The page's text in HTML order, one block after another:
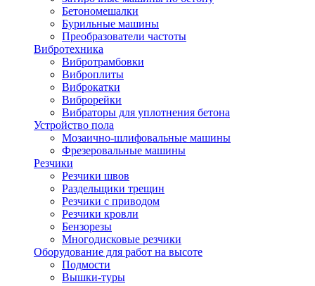
Бетономешалки
Бурильные машины
Преобразователи частоты
Вибротехника
Вибротрамбовки
Виброплиты
Виброкатки
Виброрейки
Вибраторы для уплотнения бетона
Устройство пола
Мозаично-шлифовальные машины
Фрезеровальные машины
Резчики
Резчики швов
Раздельщики трещин
Резчики с приводом
Резчики кровли
Бензорезы
Многодисковые резчики
Оборудование для работ на высоте
Подмости
Вышки-туры